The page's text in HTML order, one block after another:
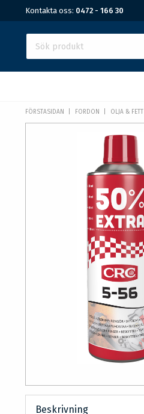
Kontakta oss: 0472 - 166 30
FÖRSTASIDAN FORDON OLJA & FETT
Beskrivning